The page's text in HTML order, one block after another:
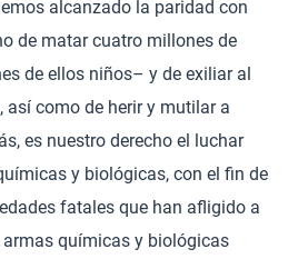
alcanzado la paridad con
de matar cuatro millones de
de ellos niños– y de exiliar al
así como de herir y mutilar a
es nuestro derecho el luchar
y biológicas, con el fin de
fatales que han afligido a
químicas y biológicas